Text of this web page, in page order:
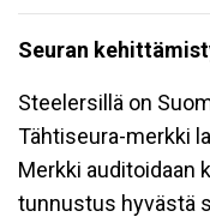
Seuran
Steelersillä on
Tähtiseura-merkki
Merkki auditoidaan
tunnustus hyvästä